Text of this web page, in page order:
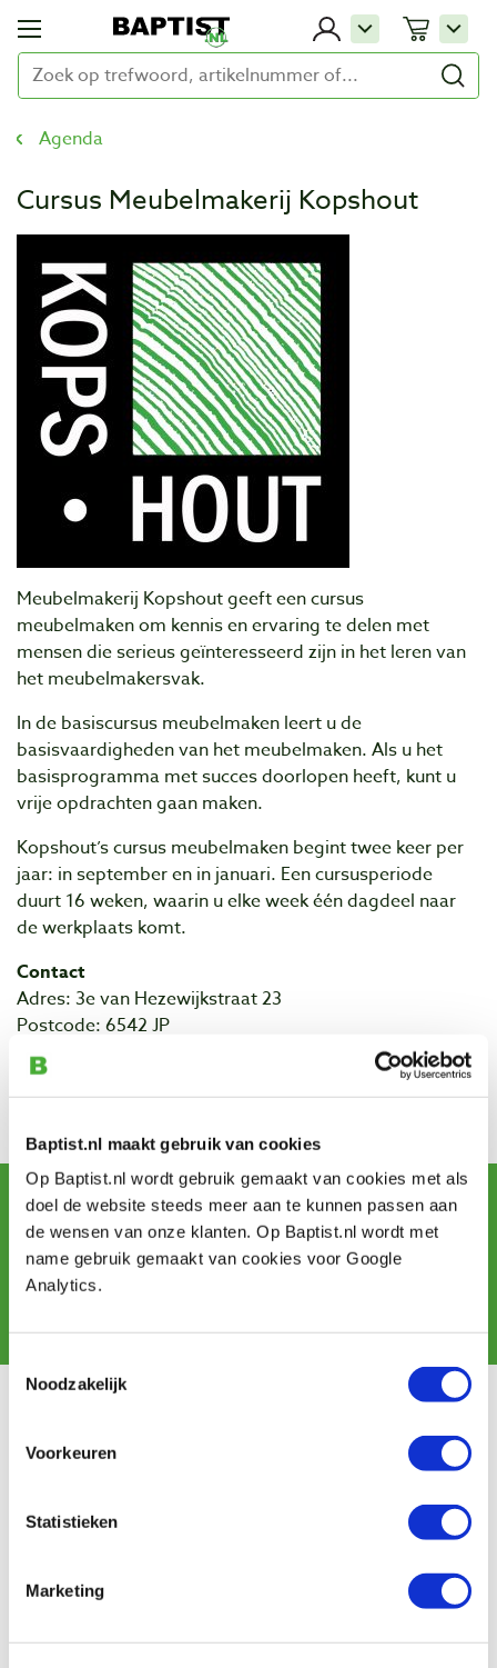
Baptist.nl maakt gebruik van cookies
Op Baptist.nl wordt gebruik gemaakt van cookies met als
doel de website steeds meer aan te kunnen passen aan
de wensen van onze klanten. Op Baptist.nl wordt met
name gebruik gemaakt van cookies voor Google
Analytics.
Noodzakelijk
Voorkeuren
Statistieken
Marketing
Agenda
Cursus Meubelmakerij Kopshout
Meubelmakerij Kopshout geeft een cursus
meubelmaken om kennis en ervaring te delen met
mensen die serieus geïnteresseerd zijn in het leren van
het meubelmakersvak.
In de basiscursus meubelmaken leert u de
basisvaardigheden van het meubelmaken. Als u het
basisprogramma met succes doorlopen heeft, kunt u
vrije opdrachten gaan maken.
Kopshout’s cursus meubelmaken begint twee keer per
jaar: in september en in januari. Een cursusperiode
duurt 16 weken, waarin u elke week één dagdeel naar
de werkplaats komt.
Contact
Adres: 3e van Hezewijkstraat 23
Postcode: 6542 JP
Plaats: Nijmegen
klik hier voor meer informatie over de cursus van
Kopshout
Schrijf u in voor de maandelijkse nieuwsbrief
en ontvang aanbiedingen, nieuwe producten en tips.
Bestellen & levering
Garantie